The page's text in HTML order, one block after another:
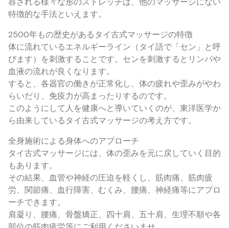
特徴的な手法といえます。
2500年もの歴史があるタイ古式マッサージの特徴
体に流れているエネルギーライン（タイ語で「セン」と呼
びます）を刺激することです。センを刺激するとリンパや
血液の流れが良くなります。
すると、各器官の働きが正常化し、体の疲れや歪みがやわ
らいだり、免疫力が高まったりするのです。
このようにして人を健康へと導いていくのが、東洋医学か
ら由来しているタイ古式マッサージの考え方です。
全身施術による身体へのアプローチ
タイ古式マッサージには、体の歪みを元に戻していく目的
もあります。
その結果、血管や神経の圧迫を軽くし、筋肉痛、筋肉疲
労、関節痛、血行障害、むくみ、腰痛、神経痛等にアプロ
ーチできます。
肩凝り、腰痛、骨盤矯正、四十肩、五十肩、生理不順や各